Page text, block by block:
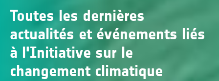
Toutes les dernières
actualités et événements liés
à l'Initiative sur le
changement climatique